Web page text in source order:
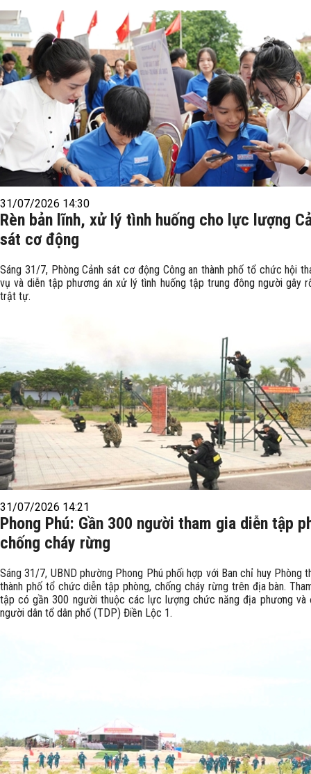
31/07/2026 14:30
Rèn bản lĩnh, xử lý tình huống cho lực lượng
sát cơ động
Sáng 31/7, Phòng Cảnh sát cơ động Công an thành phố tổ chức hội
vụ và diễn tập phương án xử lý tình huống tập trung đông người gây
trật tự.
31/07/2026 14:21
Phong Phú: Gần 300 người tham gia diễn tập
chống cháy rừng
Sáng 31/7, UBND phường Phong Phú phối hợp với Ban chỉ huy Phòng
thành phố tổ chức diễn tập phòng, chống cháy rừng trên địa bàn.
tập có gần 300 người thuộc các lực lượng chức năng địa phương và
người dân tổ dân phố (TDP) Điền Lộc 1.